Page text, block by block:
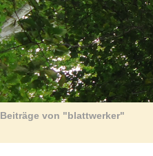
Beiträge von "blattwerker"